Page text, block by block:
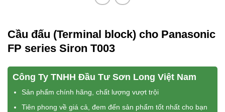
Cầu đấu (Terminal block) cho Panasonic
FP series Siron T003
Công Ty TNHH Đầu Tư Sơn Long Việt Nam
Sản phẩm chính hãng, chất lượng vượt trội
Tiên phong về giá cả, đem đến sản phẩm tốt nhất cho bạn